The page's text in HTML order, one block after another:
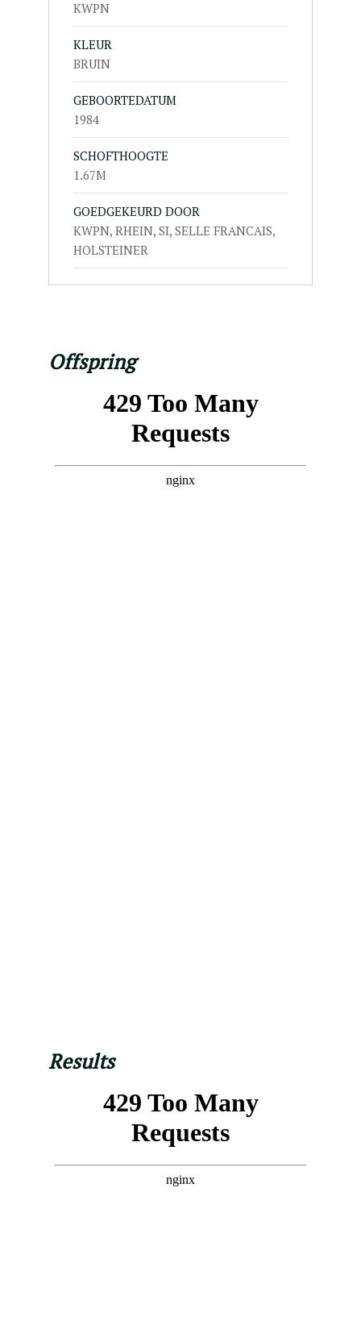
KWPN
KLEUR
BRUIN
GEBOORTEDATUM
1984
SCHOFTHOOGTE
1.67M
GOEDGEKEURD DOOR
KWPN, RHEIN, SI, SELLE FRANCAIS,
HOLSTEINER
Offspring
Results